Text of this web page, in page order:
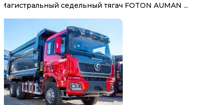
Магистральный седельный тягач FOTON AUMAN ...